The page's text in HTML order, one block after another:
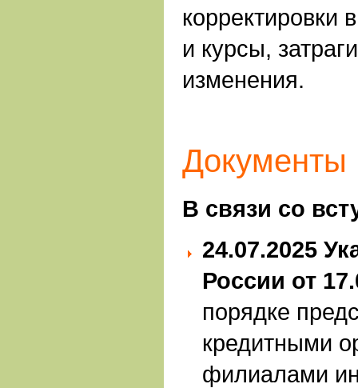
корректировки
и курсы,
изменения.
Документы
В связи со
24.07.2025
России от
порядке
кредитными
филиалами